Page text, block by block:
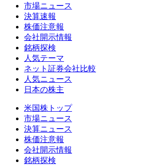
市場ニュース
決算速報
株価注意報
会社開示情報
銘柄探検
人気テーマ
ネット証券会社比較
人気ニュース
日本の株主
米国株トップ
市場ニュース
決算ニュース
株価注意報
会社開示情報
銘柄探検